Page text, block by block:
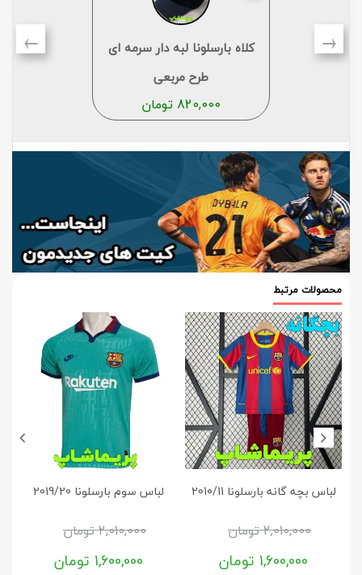
کلاه بارسلونا لبه دار سرمه ای
طرح مربعی
820,000تومان
← →
محصولات مرتبط
لباس بچه گانه بارسلونا 2010/11
2,010,000تومان
1,600,000 تومان
لباس سوم بارسلونا 2019/20
2,010,000تومان
1,600,000 تومان